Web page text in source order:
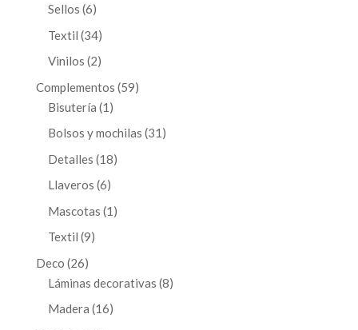
Sellos 66
productos
Textil 3434
productos
Vinilos 22
productos
Complementos 5959
Bisutería 1 1
producto
Bolsos y mochilas 31 31
Detalles 1818
Llaveros 66
productos
Mascotas 1 1
Textil 99
Deco 2626
productos
Láminas decorativas 88
Madera 1616